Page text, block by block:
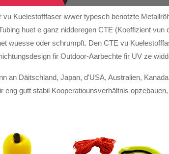
vu Kuelestofffaser iwwer typesch benotzte
huet e ganz nidderegen CTE (Koeffizient
wuesse oder schrumpft. Den CTE vu
fir Outdoor-Aarbechte fir UV ze
an Däitschland, Japan, d'USA, Australien,
eng gutt stabil Kooperatiounsverhältnis